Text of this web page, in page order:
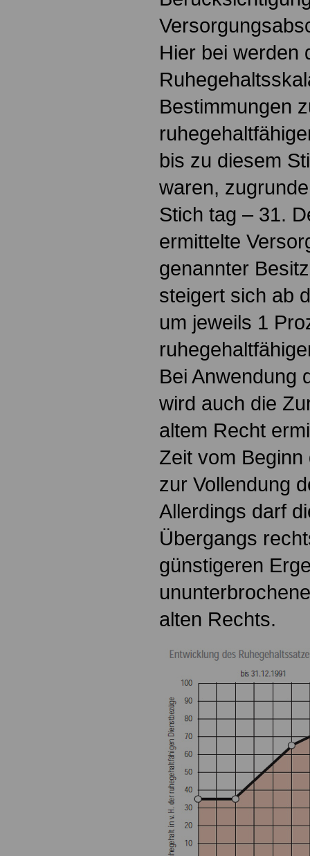
Hier bei werden
Bestimmungen
bis zu diesem
waren,
Stich tag – 31.
ermittelte
genannter
steigert sich ab
um jeweils 1
Bei Anwendung
wird auch die
altem Recht
Zeit vom
zur Vollendung
Allerdings darf
Übergangs
günstigeren
alten Rechts.